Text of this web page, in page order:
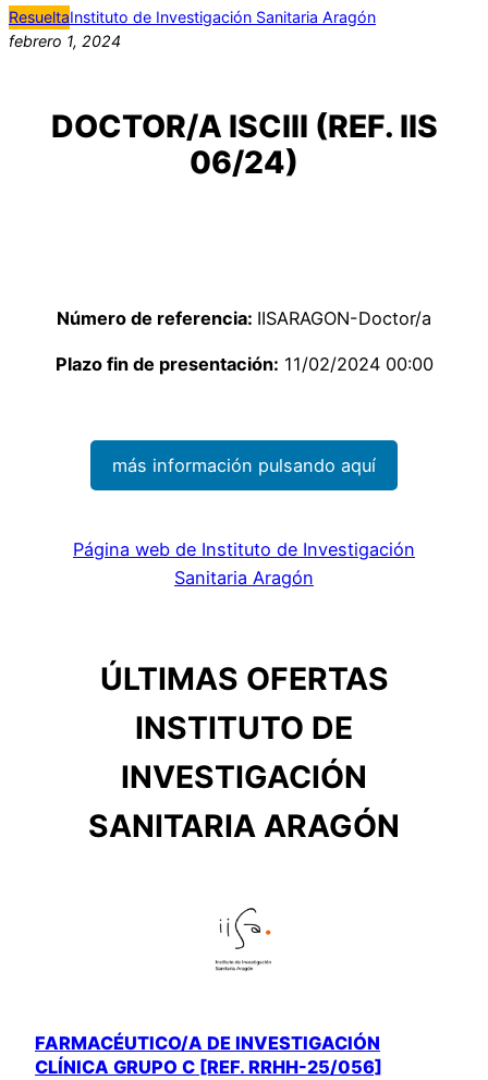
ResueltaInstituto de Investigación Sanitaria Aragón
febrero 1, 2024
DOCTOR/A ISCIII (REF. IIS
06/24)
Número de referencia: IISARAGON-Doctor/a
Plazo fin de presentación: 11/02/2024 00:00
más información pulsando aquí
Página web de Instituto de Investigación
Sanitaria Aragón
ÚLTIMAS OFERTAS
INSTITUTO DE
INVESTIGACIÓN
SANITARIA ARAGÓN
FARMACÉUTICO/A DE INVESTIGACIÓN
CLÍNICA GRUPO C [REF. RRHH-25/056]